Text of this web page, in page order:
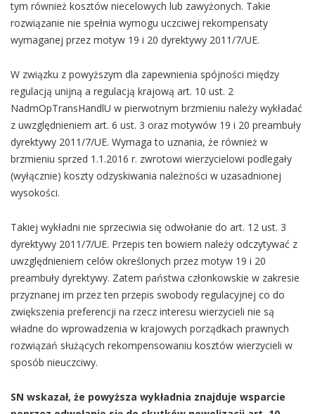
tym również kosztów niecelowych lub zawyżonych. Takie
rozwiązanie nie spełnia wymogu uczciwej rekompensaty
wymaganej przez motyw 19 i 20 dyrektywy 2011/7/UE.
W związku z powyższym dla zapewnienia spójności między
regulacją unijną a regulacją krajową art. 10 ust. 2
NadmOpTransHandlU w pierwotnym brzmieniu należy wykładać
z uwzględnieniem art. 6 ust. 3 oraz motywów 19 i 20 preambuły
dyrektywy 2011/7/UE. Wymaga to uznania, że również w
brzmieniu sprzed 1.1.2016 r. zwrotowi wierzycielowi podlegały
(wyłącznie) koszty odzyskiwania należności w uzasadnionej
wysokości.
Takiej wykładni nie sprzeciwia się odwołanie do art. 12 ust. 3
dyrektywy 2011/7/UE. Przepis ten bowiem należy odczytywać z
uwzględnieniem celów określonych przez motyw 19 i 20
preambuły dyrektywy. Zatem państwa członkowskie w zakresie
przyznanej im przez ten przepis swobody regulacyjnej co do
zwiększenia preferencji na rzecz interesu wierzycieli nie są
władne do wprowadzenia w krajowych porządkach prawnych
rozwiązań służących rekompensowaniu kosztów wierzycieli w
sposób nieuczciwy.
SN wskazał, że powyższa wykładnia znajduje wsparcie